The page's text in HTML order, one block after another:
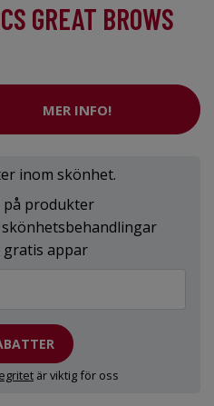
GREAT BROWS
MER INFO!
inom skönhet.
på produkter
gratis appar
är viktig för oss